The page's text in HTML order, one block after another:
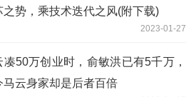
之势，乘技术迭代之风(附下载)
2023-01-27
凑50万创业时，俞敏洪已有5千万，
马云身家却是后者百倍